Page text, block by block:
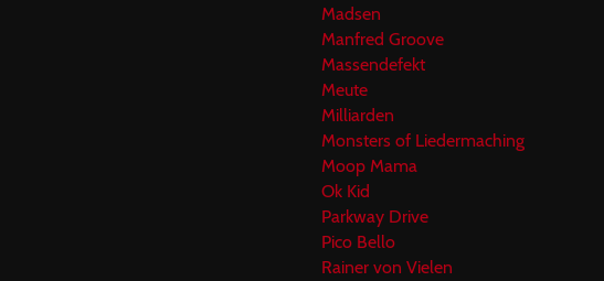
Madsen
Manfred Groove
Massendefekt
Meute
Milliarden
Monsters of Liedermaching
Moop Mama
Ok Kid
Parkway Drive
Pico Bello
Rainer von Vielen